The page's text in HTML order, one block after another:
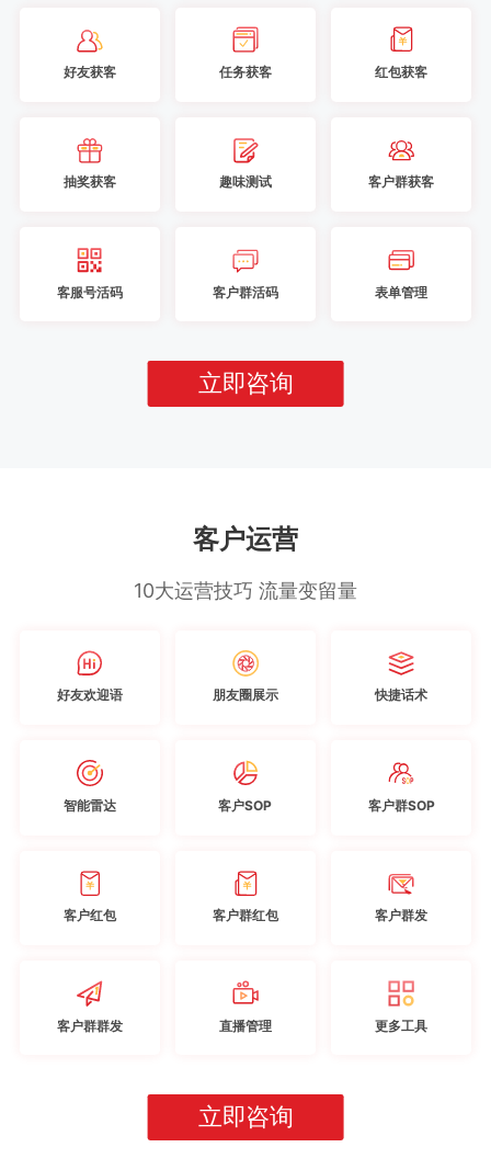
好友获客 任务获客 红包获客
抽奖获客 趣味测试 客户群获客
客服号活码 客户群活码 表单管理
立即咨询
客户运营
10大运营技巧 流量变留量
好友欢迎语 朋友圈展示 快捷话术
智能雷达 客户SOP 客户群SOP
客户红包 客户群红包 客户群发
客户群群发 直播管理 更多工具
立即咨询